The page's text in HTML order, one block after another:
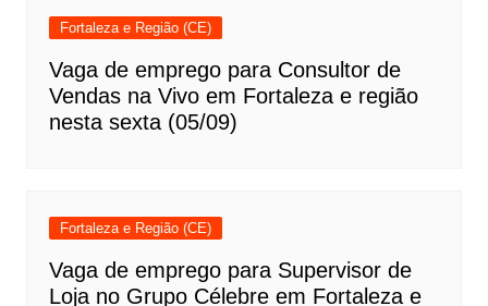
Fortaleza e Região (CE)
Vaga de emprego para Consultor de
Vendas na Vivo em Fortaleza e região
nesta sexta (05/09)
Fortaleza e Região (CE)
Vaga de emprego para Supervisor de
Loja no Grupo Célebre em Fortaleza e